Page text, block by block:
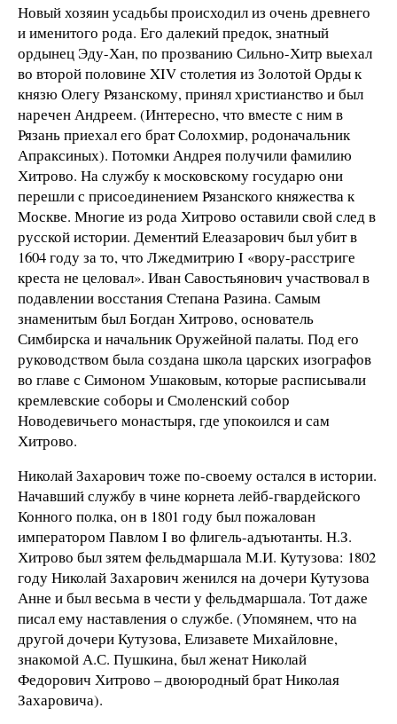
Новый хозяин усадьбы происходил из очень древнего
и именитого рода. Его далекий предок, знатный
ордынец Эду-Хан, по прозванию Сильно-Хитр выехал
во второй половине XIV столетия из Золотой Орды к
князю Олегу Рязанскому, принял христианство и был
наречен Андреем. (Интересно, что вместе с ним в
Рязань приехал его брат Солохмир, родоначальник
Апраксиных). Потомки Андрея получили фамилию
Хитрово. На службу к московскому государю они
перешли с присоединением Рязанского княжества к
Москве. Многие из рода Хитрово оставили свой след в
русской истории. Дементий Елеазарович был убит в
1604 году за то, что Лжедмитрию I «вору-расстриге
креста не целовал». Иван Савостьянович участвовал в
подавлении восстания Степана Разина. Самым
знаменитым был Богдан Хитрово, основатель
Симбирска и начальник Оружейной палаты. Под его
руководством была создана школа царских изографов
во главе с Симоном Ушаковым, которые расписывали
кремлевские соборы и Смоленский собор
Новодевичьего монастыря, где упокоился и сам
Хитрово.
Николай Захарович тоже по-своему остался в истории.
Начавший службу в чине корнета лейб-гвардейского
Конного полка, он в 1801 году был пожалован
императором Павлом I во флигель-адъютанты. Н.З.
Хитрово был зятем фельдмаршала М.И. Кутузова: 1802
году Николай Захарович женился на дочери Кутузова
Анне и был весьма в чести у фельдмаршала. Тот даже
писал ему наставления о службе. (Упомянем, что на
другой дочери Кутузова, Елизавете Михайловне,
знакомой А.С. Пушкина, был женат Николай
Федорович Хитрово – двоюродный брат Николая
Захаровича).